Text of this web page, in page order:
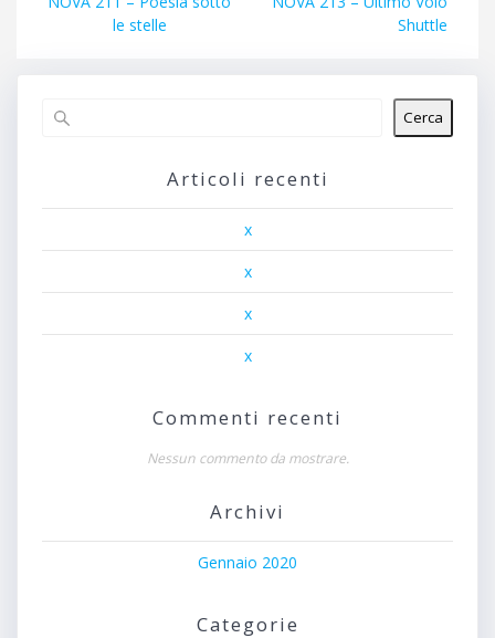
articoli
precedente:le stelle
Shuttle
Cerca
Articoli recenti
x
x
x
x
Commenti recenti
Nessun commento da mostrare.
Archivi
Gennaio 2020
Categorie